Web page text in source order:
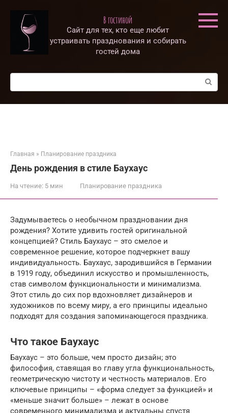
контенту
В гостиной
Сайт для тех, кто еще любит
устраивать празднования и собирать
гостей дома
Поиск:
Главная » Планирование праздника
День рождения в стиле Баухаус
На чтение: 5 мин Планирование праздника
Задумываетесь о необычном праздновании дня
рождения? Хотите удивить гостей оригинальной
концепцией? Стиль Баухаус – это смелое и
современное решение, которое подчеркнет вашу
индивидуальность. Баухаус, зародившийся в Германии
в 1919 году, объединил искусство и промышленность,
став символом функциональности и минимализма.
Этот стиль до сих пор вдохновляет дизайнеров и
художников по всему миру, а его принципы идеально
подходят для создания запоминающегося праздника.
Что такое Баухаус
Баухаус – это больше, чем просто дизайн; это
философия, ставящая во главу угла функциональность,
геометрическую чистоту и честность материалов. Его
ключевые принципы – «форма следует за функцией» и
«меньше значит больше» – лежат в основе
современного минимализма и актуальны спустя